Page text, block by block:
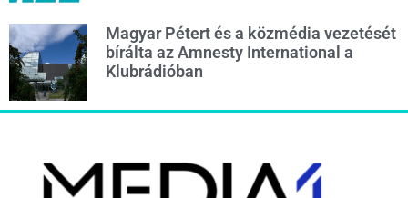
Magyar Pétert és a közmédia vezetését
bírálta az Amnesty International a
Klubrádióban